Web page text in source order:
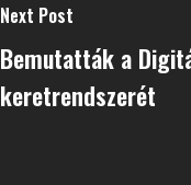
Next Post
Bemutatták a
keretrendszerét